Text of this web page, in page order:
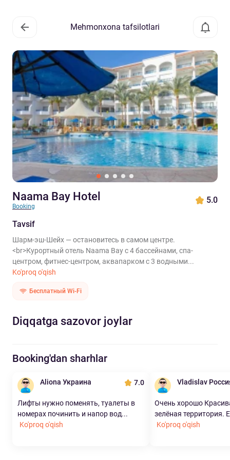
Mehmonxona tafsilotlari
Naama Bay Hotel
Booking
5.0
Tavsif
Шарм-эш-Шейх — остановитесь в самом центре.
<br>Курортный отель Naama Bay с 4 бассейнами, спа-
центром, фитнес-центром, аквапарком с 3 водными...
Ko'proq o'qish
Бесплатный Wi-Fi
Diqqatga sazovor joylar
Booking'dan sharhlar
Aliona Украина 7.0
Лифты нужно поменять, туалеты в
номерах починить и напор вод...
Ko'proq o'qish
Vladislav
Очень хорошо
зелёная территория.
Ko'proq o'qish